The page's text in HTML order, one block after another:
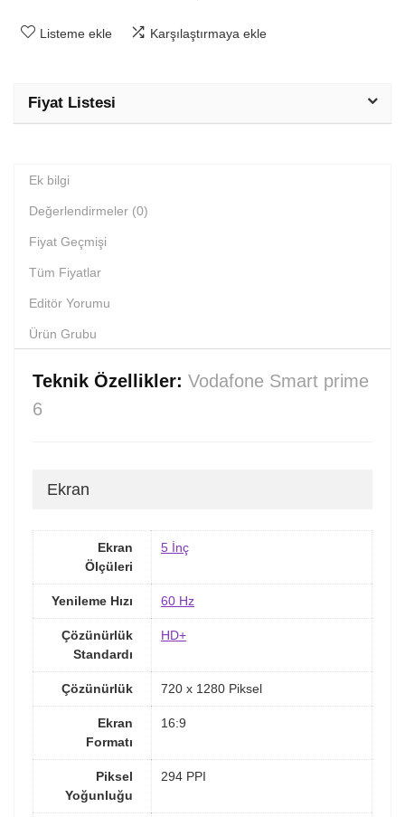
Listeme ekle Karşılaştırmaya ekle
Fiyat Listesi
Ek bilgi
Değerlendirmeler (0)
Fiyat Geçmişi
Tüm Fiyatlar
Editör Yorumu
Ürün Grubu
Teknik Özellikler: Vodafone Smart prime
6
Ekran
Ekran
Ölçüleri
5 İnç
Yenileme Hızı 60 Hz
Çözünürlük
Standardı
HD+
Çözünürlük 720 x 1280 Piksel
Ekran
Formatı
16:9
Piksel
Yoğunluğu
294 PPI